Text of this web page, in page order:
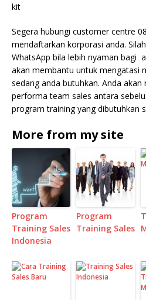
kit
Segera hubungi customer centre
mendaftarkan korporasi anda.
WhatsApp bila lebih nyaman bagi
akan membantu untuk mengatasi
sedang anda butuhkan. Anda akan
performa team sales antara
program training yang dibutuhkan
More from my site
Program
Training Sales
Indonesia
Program
Training Sales